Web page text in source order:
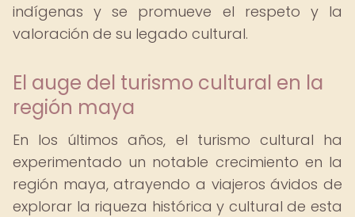
indígenas y se promueve el respeto y la
valoración de su legado cultural.
El auge del turismo cultural en la
región maya
En los últimos años, el turismo cultural ha
experimentado un notable crecimiento en la
región maya, atrayendo a viajeros ávidos de
explorar la riqueza histórica y cultural de esta